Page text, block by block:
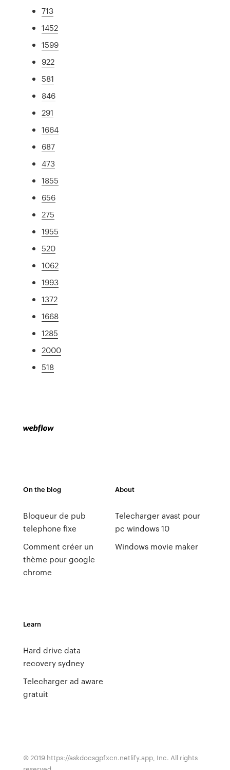
713
1452
1599
922
581
846
291
1664
687
473
1855
656
275
1955
520
1062
1993
1372
1668
1285
2000
518
On the blog
Bloqueur de pub
telephone fixe
Comment créer un
thème pour google
chrome
About
Telecharger avast pour
pc windows 10
Windows movie maker
Learn
Hard drive data
recovery sydney
Telecharger ad aware
gratuit
© 2019 https://askdocsgpfxcn.netlify.app, Inc. All rights